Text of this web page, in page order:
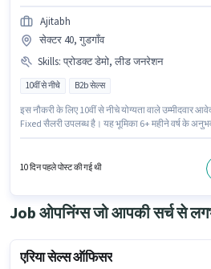
Ajitabh
सेक्टर 40, गुडगाँव
Skills: प्रोडक्ट डेमो, लीड जनरेशन
10वीं से नीचे B2b सेल्स
इस नौकरी के लिए 10वीं से नीचे योग्यता वाले
Fixed सैलरी उपलब्ध है। यह भूमिका 6+ महीने वर्ष के
लिए सक्रिय रूप से हायर कर रहा है। यह नौकरी सेक्टर 40,
10 दिन पहले पोस्ट की गई थी
Job ओपनिंग्स जो आपकी सर्च से
एरिया सेल्स ऑफिसर